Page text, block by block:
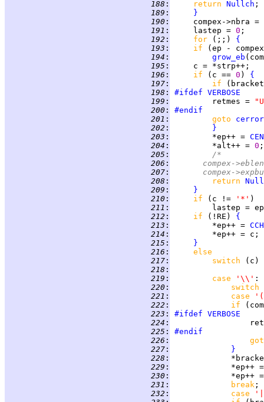
188 : return Nullch
189 :
}
190 :
     compex->nbra =
191 :
     lastep =
0
192 : for (;;) {
193 :
if
194 :
grow_eb
195 :
c =
196 : if (c == 0 ) {
197 : if
198 : #ifdef VERBOSE
199 :
         retmes =
200 :
#endif
201 : goto cerror
202 :
}
203 :
         *ep++ =
204 :
         *alt++ =
0
205 :
/*
206 :
compex-
207 :
compex-
208 : return
209 :
}
210 : if (c != '*'
211 :
212 : if (!RE) {
213 :
         *ep++ =
214 :
215 :
}
216 :
217 : switch
(c)
218 :
219 : case '\\'
220 :
switch
221 : case
222 : if
223 : #ifdef VERBOSE
224 :
225 :
#endif
226 :
227 :
}
228 :
229 :
*ep++
230 :
231 : break
232 : case